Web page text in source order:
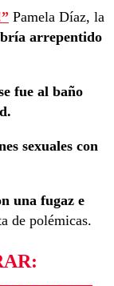
Pamela Díaz, la
arrepentido
fue al baño
sexuales con
una fugaz e
de polémicas.